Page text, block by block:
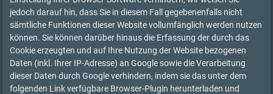
jedoch darauf hin, dass Sie in diesem Fall gegebenenfalls nicht
sämtliche Funktionen dieser Website vollumfänglich werden nutzen
können. Sie können darüber hinaus die Erfassung der durch das
Cookie erzeugten und auf Ihre Nutzung der Website bezogenen
Daten (inkl. Ihrer IP-Adresse) an Google sowie die Verarbeitung
dieser Daten durch Google verhindern, indem sie das unter dem
folgenden Link verfügbare Browser-Plugin herunterladen und